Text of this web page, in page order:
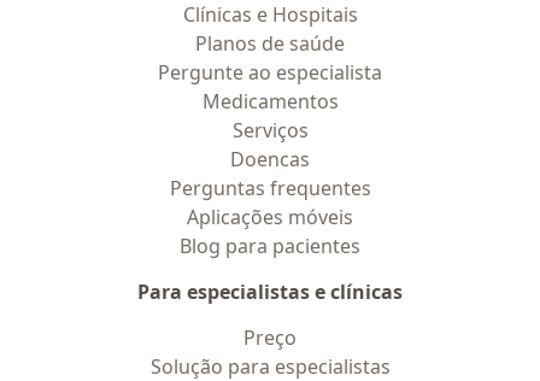
Clínicas e Hospitais
Planos de saúde
Pergunte ao especialista
Medicamentos
Serviços
Doencas
Perguntas frequentes
Aplicações móveis
Blog para pacientes
Para especialistas e clínicas
Preço
Solução para especialistas